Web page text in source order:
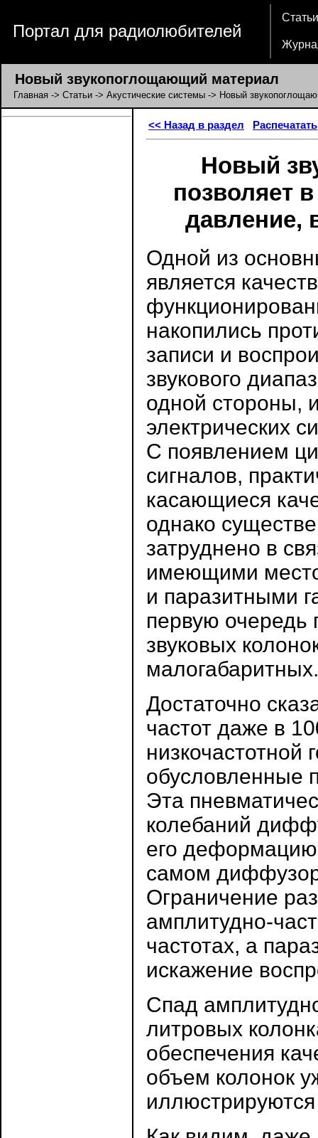
Портал для радиолюбителей
Статьи
Новый звукопоглощающий материал
Главная -> Статьи -> Акустические системы -> Новый
<< Назад в раздел Распечатать
Новый
позволяет
давление,
Одной из
является
накопились
записи и
звукового
одной стороны,
электрических
С появлением
сигналов,
касающиеся
однако
затруднено в
имеющими место
и паразитными
первую очередь
звуковых
малогабаритных.
Достаточно
частот даже в
низкочастотной
обусловленные
Эта
колебаний
его деформацию
самом
Ограничение
амплитудно-
частотах, а
искажение
Спад
литровых
обеспечения
объем колонок